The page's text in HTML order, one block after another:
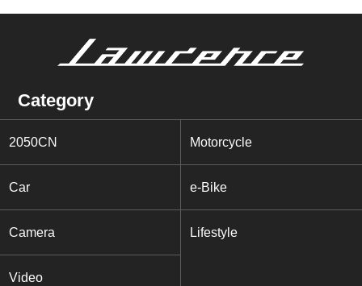
Category
2050CN Motorcycle
Car e-Bike
Camera Lifestyle
Video